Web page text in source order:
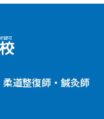
柔道整復師 ・鍼灸師